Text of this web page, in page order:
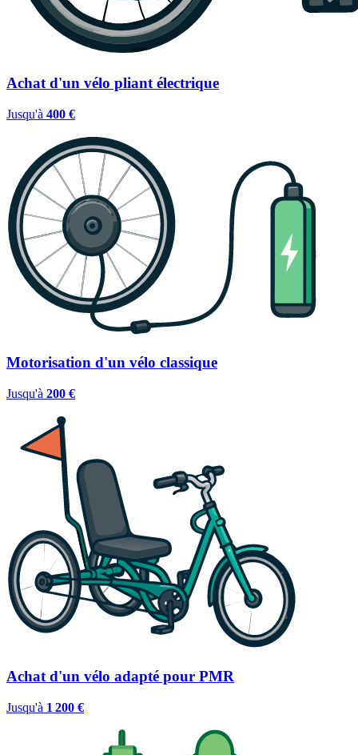
Achat d'un vélo pliant électrique
Jusqu'à 400 €
Motorisation d'un vélo classique
Jusqu'à 200 €
Achat d'un vélo adapté pour PMR
Jusqu'à 1 200 €